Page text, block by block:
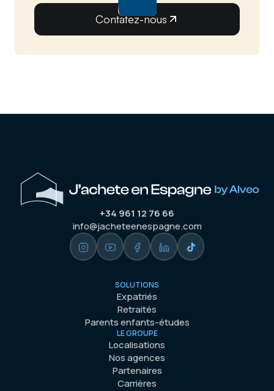
Contatez-nous
+34 961 12 76 66
info@jacheteenespagne.com
SOLUTIONS
Expatriés
Retraités
Parents enfants-études
LE GROUPE
Localisations
Nos agences
Partenaires
Carrières